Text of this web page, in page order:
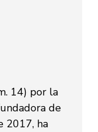
14) por la
de
2017, ha